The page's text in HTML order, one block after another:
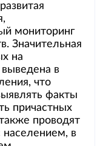
мониторинг
Значительная
на
выведена в
что
факты
причастных
проводят
населением, в